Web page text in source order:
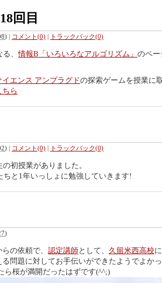
回目
) | コメント(0) | トラックバック(0)
る、情報B「いろいろなアルゴリズム」 のペー
イエンス アンプラグドの探索ゲームを授業に
ちら
) コメント(0) トラックバック(0)
の初授業がありました。
ちと1年いっしょに勉強していきます!
)
らの依頼で、 認定講師として、 久留米西高校
問題に対してお手伝いができたようでよかっ
ら桜が満開だったはずです(^^;)